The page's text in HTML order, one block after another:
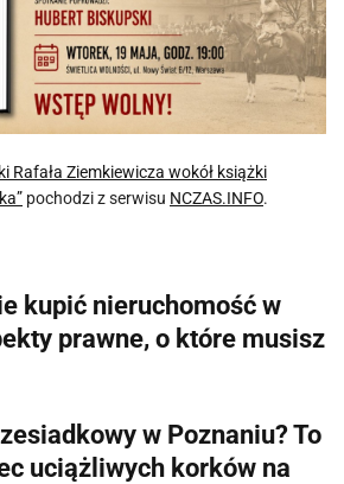
Rafała Ziemkiewicza wokół książki
pochodzi z serwisu NCZAS.INFO.
kupić nieruchomość w
prawne, o które musisz
w Poznaniu? To
uciążliwych korków na